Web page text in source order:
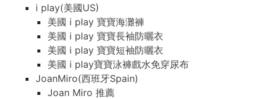
i play(美國US)
美國 i play 寶寶海灘褲
美國 i play 寶寶長袖防曬衣
美國 i play 寶寶短袖防曬衣
美國 i play寶寶泳褲戲水免穿尿布
JoanMiro(西班牙Spain)
Joan Miro 推薦